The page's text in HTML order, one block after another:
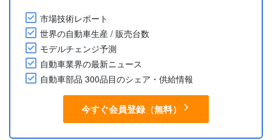
市場技術レポート
世界の自動車生産 / 販売台数
モデルチェンジ予測
自動車業界の最新ニュース
自動車部品 300品目のシェア・供給情報
今すぐ会員登録（無料）